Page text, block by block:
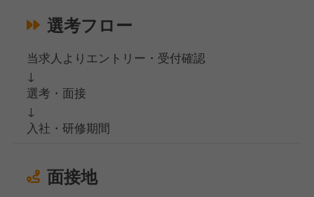
選考フロー
当求人よりエントリー・受付確認
↓
選考・面接
↓
入社・研修期間
面接地